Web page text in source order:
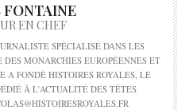
EN CHEF
SPÉCIALISÉ DANS LES
MONARCHIES EUROPÉENNES ET
A FONDÉ HISTOIRES ROYALES, LE
À L'ACTUALITÉ DES TÊTES